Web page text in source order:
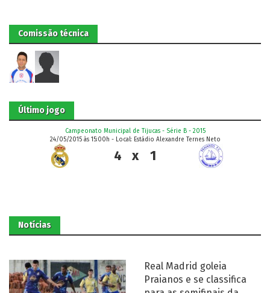
Comissão técnica
Último jogo
Campeonato Municipal de Tijucas - Série B - 2015
24/05/2015 às 15:00h - Local: Estádio Alexandre Ternes Neto
4 x 1
Notícias
Real Madrid goleia
Praianos e se classifica